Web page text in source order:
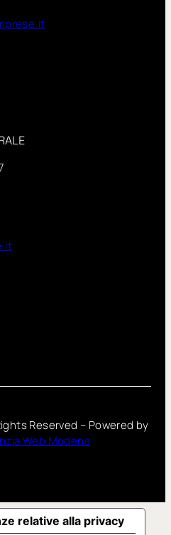
Reserved – Powered by
Web Modena
relative alla privacy